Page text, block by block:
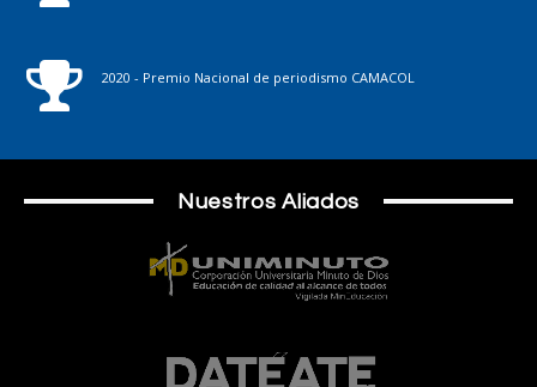
2020 - Premio Nacional de periodismo CAMACOL
Nuestros Aliados